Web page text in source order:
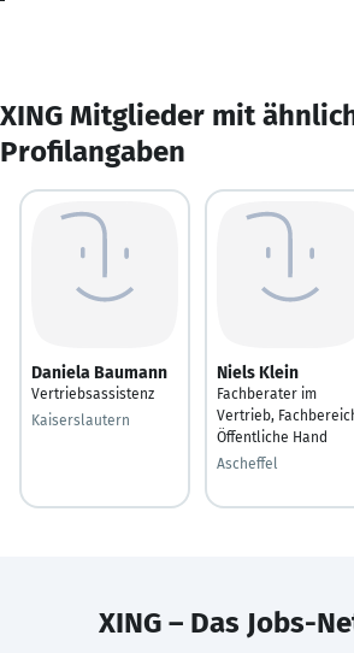
XING Mitglieder mit
Profilangaben
Daniela Baumann
Vertriebsassistenz
Kaiserslautern
Niels Klein
Fachberater im
Vertrieb,
Öffentliche Hand
Ascheffel
XING – Das Jobs-